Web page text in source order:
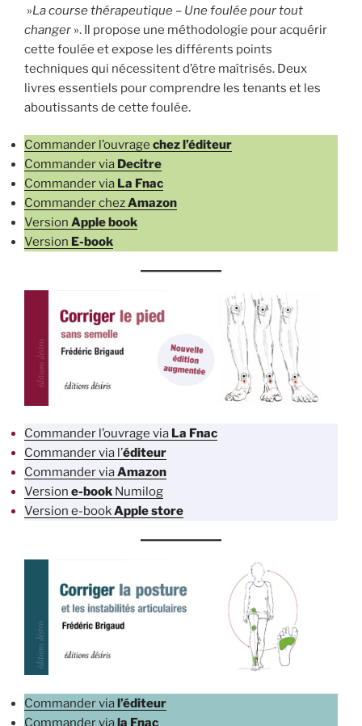
»La course thérapeutique – Une foulée pour tout
changer ». Il propose une méthodologie pour acquérir
cette foulée et expose les différents points
techniques qui nécessitent d’être maîtrisés. Deux
livres essentiels pour comprendre les tenants et les
aboutissants de cette foulée.
Commander l’ouvrage chez l’éditeur
Commander via Decitre
Commander via La Fnac
Commander chezAmazon
Version Apple book
Version E-book
Commander l’ouvrage via La Fnac
Commander via l’éditeur
Commander viaAmazon
Version e-book Numilog
Version e-bookApple store
Commander vial’éditeur
Commander viala Fnac